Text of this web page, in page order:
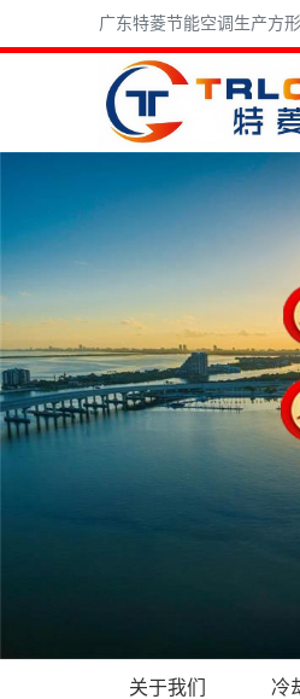
广东特菱节能空调生产方
关于我们 冷